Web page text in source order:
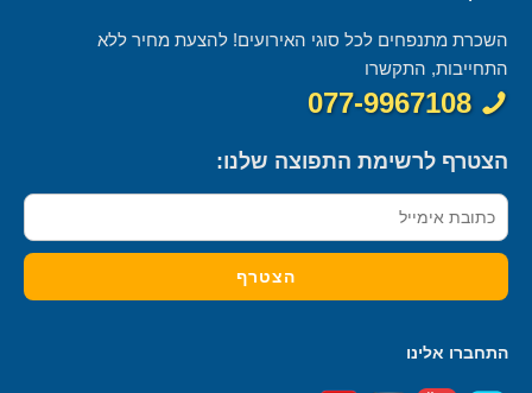
השכרת מתנפחים לכל סוגי האירועים! להצעת מחיר ללא
התחייבות, התקשרו
077-9967108
הצטרף לרשימת התפוצה שלנו:
התחברו אלינו